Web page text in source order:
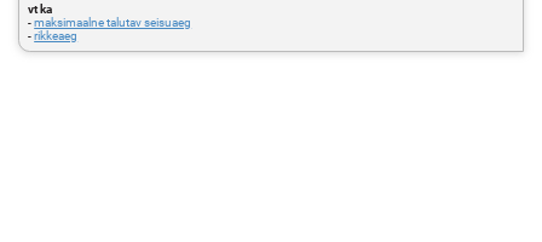
vt ka
-maksimaalne talutav seisuaeg
-rikkeaeg